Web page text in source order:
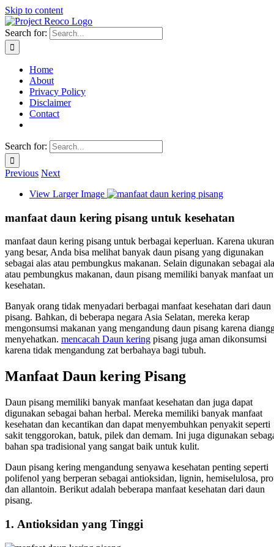
Skip to content
Search for:
Home
About
Privacy Policy
Disclaimer
Contact
Search for:
Previous Next
View Larger Image
manfaat daun kering pisang untuk kesehatan
manfaat daun kering pisang untuk berbagai keperluan. Karena
yang besar, Anda bisa melihat banyak daun pisang yang digunakan
sebagai alas atau pembungkus makanan. Selain digunakan sebagai
atau pembungkus makanan, daun pisang memiliki banyak manfaat
kesehatan.
Banyak orang tidak menyadari berbagai manfaat kesehatan dari daun
pisang. Bahkan, di beberapa negara Asia Selatan, mereka kerap
mengonsumsi makanan yang mengandung daun pisang karena
menyehatkan. mencacah Daun kering pisang juga aman dikonsumsi
karena tidak mengandung zat berbahaya bagi tubuh.
Manfaat Daun kering Pisang
Daun pisang memiliki banyak manfaat kesehatan dan juga dapat
digunakan sebagai bahan herbal. Mereka memiliki banyak manfaat
kesehatan dan kecantikan dan dapat menyembuhkan penyakit seperti
sakit tenggorokan, batuk, pilek dan demam. Ini juga digunakan
bahan spa tradisional yang sangat baik untuk kulit.
Daun pisang kering mengandung senyawa kesehatan penting seperti
polifenol yang berperan sebagai antioksidan, lignin, hemiselulosa,
dan allantoin. Berikut adalah beberapa manfaat kesehatan dari daun
pisang.
1. Antioksidan yang Tinggi